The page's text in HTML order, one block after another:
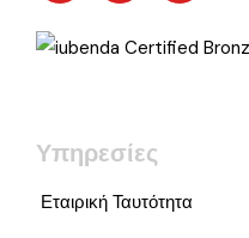
Υπηρεσίες
Εταιρική Ταυτότητα